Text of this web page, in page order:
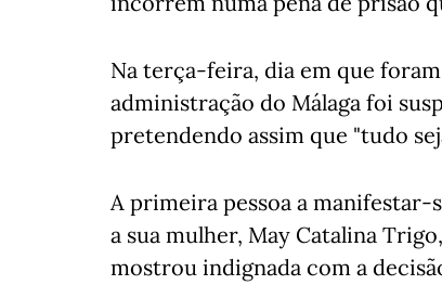
Na terça-feira, dia em que
administração do Málaga foi
pretendendo assim que "tudo
A primeira pessoa a manifestar-
a sua mulher, May Catalina
mostrou indignada com a